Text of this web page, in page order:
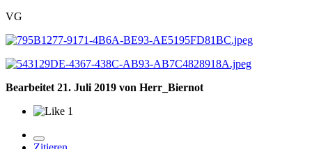
VG
Bearbeitet 21. Juli 2019 von Herr_Biernot
1